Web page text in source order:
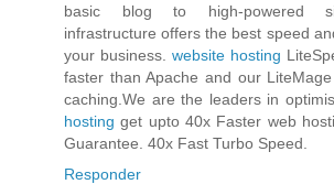
basic blog to high-powered
infrastructure offers the best speed
your business. website hosting
faster than Apache and our
caching.We are the leaders in
hosting get upto 40x Faster web
Guarantee. 40x Fast Turbo Speed.
Responder